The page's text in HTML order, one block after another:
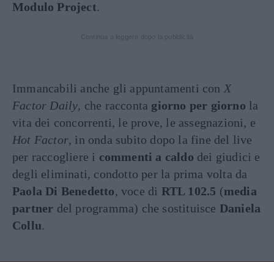
Modulo Project.
Immancabili anche gli appuntamenti con X
Factor Daily, che racconta giorno per giorno la
vita dei concorrenti, le prove, le assegnazioni, e
Hot Factor, in onda subito dopo la fine del live
per raccogliere i commenti a caldo dei giudici e
degli eliminati, condotto per la prima volta da
Paola Di Benedetto, voce di RTL 102.5 (media
partner del programma) che sostituisce Daniela
Collu.